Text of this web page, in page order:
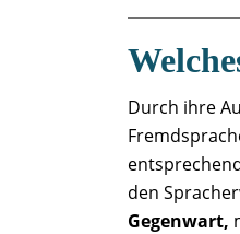
Durch ihre
den
Gegenwart,